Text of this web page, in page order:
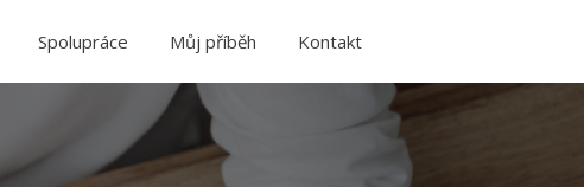
Spolupráce Můj příběh Kontakt